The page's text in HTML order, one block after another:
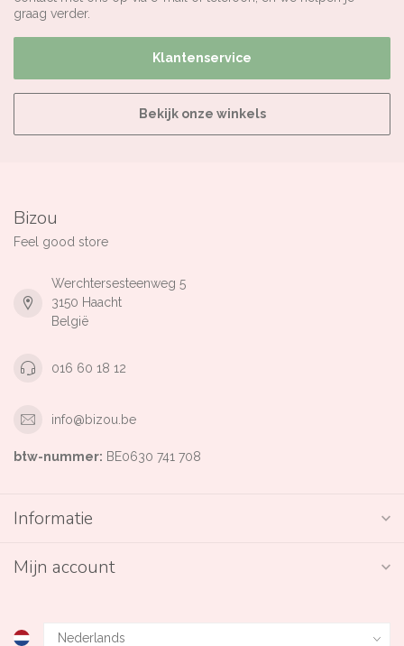
graag verder.
Klantenservice
Bekijk onze winkels
Bizou
Feel good store
Werchtersesteenweg 5
3150 Haacht
België
016 60 18 12
info@bizou.be
btw-nummer: BE0630 741 708
Informatie
Mijn account